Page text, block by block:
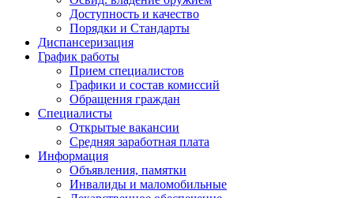
Доступность и качество
Порядки и Cтандарты
Диспансеризация
График работы
Прием специалистов
Графики и состав комиссий
Обращения граждан
Специалисты
Открытые вакансии
Средняя заработная плата
Информация
Объявления, памятки
Инвалиды и маломобильные